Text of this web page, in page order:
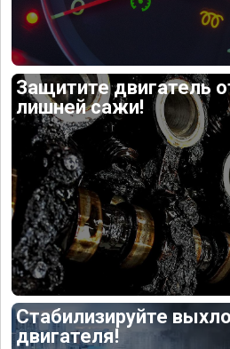
Защитите двигатель
лишней сажи!
Стабилизируйте
двигателя!